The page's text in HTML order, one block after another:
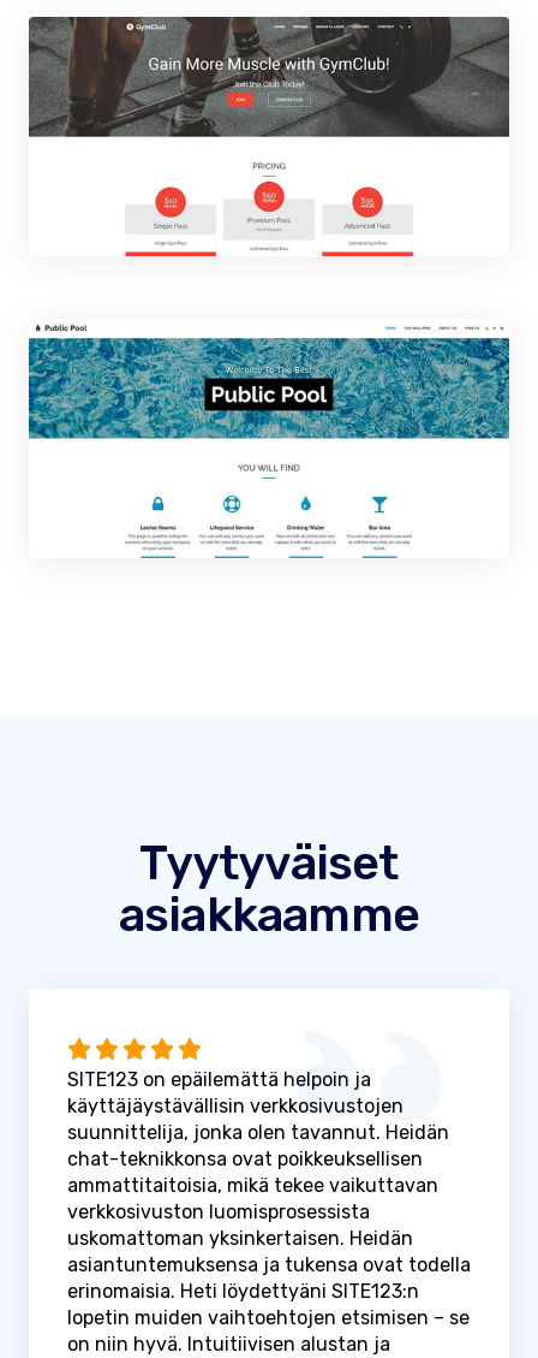
Tyytyväiset
asiakkaamme
SITE123 on epäilemättä helpoin ja
käyttäjäystävällisin verkkosivustojen
suunnittelija, jonka olen tavannut. Heidän
chat-teknikkonsa ovat poikkeuksellisen
ammattitaitoisia, mikä tekee vaikuttavan
verkkosivuston luomisprosessista
uskomattoman yksinkertaisen. Heidän
asiantuntemuksensa ja tukensa ovat todella
erinomaisia. Heti löydettyäni SITE123:n
lopetin muiden vaihtoehtojen etsimisen – se
on niin hyvä. Intuitiivisen alustan ja